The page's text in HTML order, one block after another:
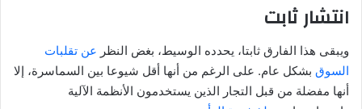
انتشار ثابت
ويبقى هذا الفارق ثابتا، يحدده الوسيط، بغض النظر عن تقلبات
السوق بشكل عام. على الرغم من أنها أقل شيوعا بين السماسرة، إلا
أنها مفضلة من قبل التجار الذين يستخدمون الأنظمة الآلية